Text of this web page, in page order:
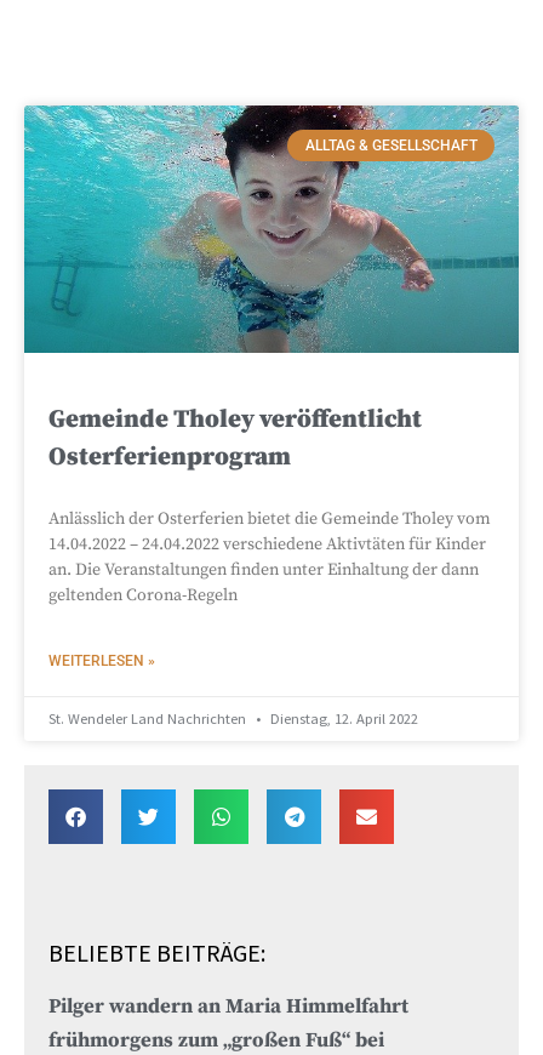
ALLTAG & GESELLSCHAFT
Gemeinde Tholey veröffentlicht
Osterferienprogram
Anlässlich der Osterferien bietet die Gemeinde Tholey vom
14.04.2022 – 24.04.2022 verschiedene Aktivtäten für Kinder
an. Die Veranstaltungen finden unter Einhaltung der dann
geltenden Corona-Regeln
WEITERLESEN »
St. Wendeler Land Nachrichten Dienstag, 12. April 2022
BELIEBTE BEITRÄGE:
Pilger wandern an Maria Himmelfahrt
frühmorgens zum „großen Fuß“ bei